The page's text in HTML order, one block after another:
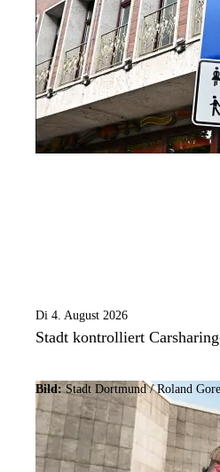
Di 4. August 2026
Stadt kontrolliert
Bild:Stadt Dortmund / Roland